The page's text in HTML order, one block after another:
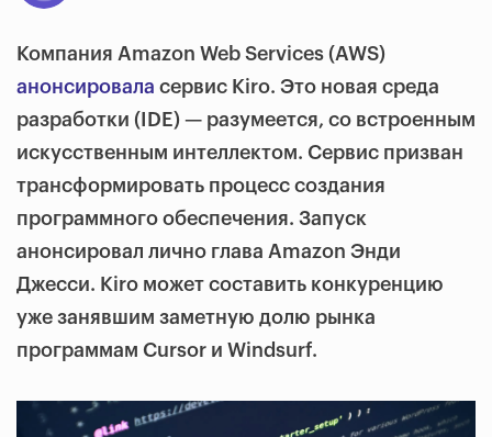
Компания Amazon Web Services (AWS)
анонсировала сервис Kiro. Это новая среда
разработки (IDE) — разумеется, со встроенным
искусственным интеллектом. Сервис призван
трансформировать процесс создания
программного обеспечения. Запуск
анонсировал лично глава Amazon Энди
Джесси. Kiro может составить конкуренцию
уже занявшим заметную долю рынка
программам Cursor и Windsurf.